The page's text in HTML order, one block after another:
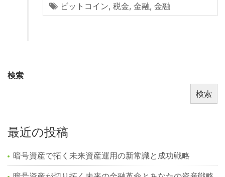
ビットコイン, 税金, 金融, 金融
検索
検索
最近の投稿
暗号資産で拓く未来資産運用の新常識と成功戦略